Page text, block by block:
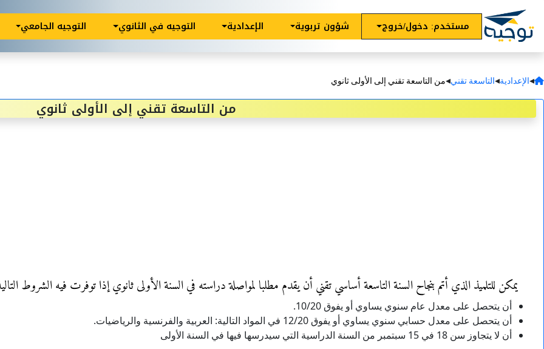
مستخدم: دخول/خروج شؤون تربوية الإعدادية التوجيه في الثانوي التوجيه الجامعي
◂الإعدادية◂التاسعة تقني◂من التاسعة تقني إلى الأولى ثانوي
من التاسعة تقني إلى الأولى ثانوي
يمكن للتلميذ الذي أتم بنجاح السنة التاسعة أساسي تقني أن يقدم مطلبا لمواصلة دراسته في السنة الأولى ثانوي إذا توفرت فيه الشروط
أن يتحصل على معدل عام سنوي يساوي أو يفوق 10/20.
أن يتحصل على معدل حسابي سنوي يساوي أو يفوق 12/20 في المواد التالية: العربية والفرنسية والرياضيات.
أن لا يتجاوز سن 18 في 15 سبتمبر من السنة الدراسية التي سيدرسها فيها في السنة الأولى